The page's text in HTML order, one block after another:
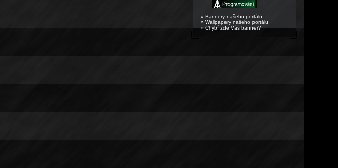
» Bannery našeho portálu
» Wallpapery našeho portálu
» Chybí zde Váš banner?